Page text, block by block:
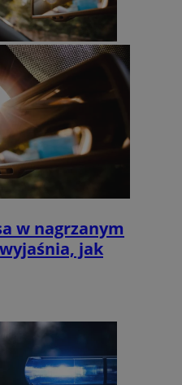
w nagrzanym
jak